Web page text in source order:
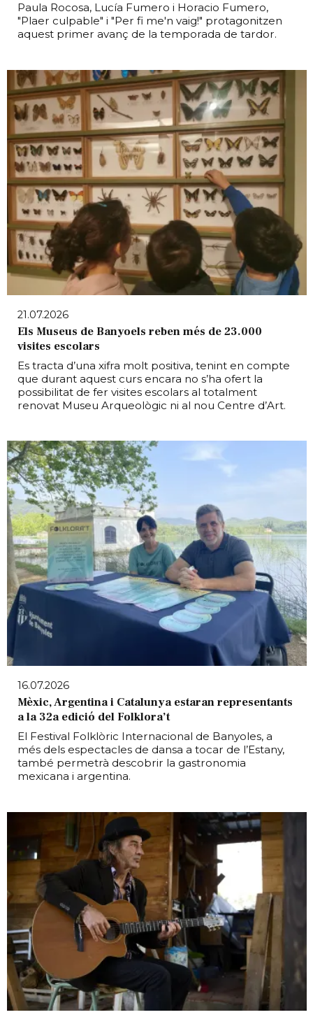
Paula Rocosa, Lucía Fumero i Horacio Fumero,
"Plaer culpable" i "Per fi me'n vaig!" protagonitzen
aquest primer avanç de la temporada de tardor.
21.07.2026
Els Museus de Banyoels reben més de 23.000
visites escolars
Es tracta d’una xifra molt positiva, tenint en compte
que durant aquest curs encara no s’ha ofert la
possibilitat de fer visites escolars al totalment
renovat Museu Arqueològic ni al nou Centre d’Art.
16.07.2026
Mèxic, Argentina i Catalunya estaran representants
a la 32a edició del Folklora’t
El Festival Folklòric Internacional de Banyoles, a
més dels espectacles de dansa a tocar de l’Estany,
també permetrà descobrir la gastronomia
mexicana i argentina.